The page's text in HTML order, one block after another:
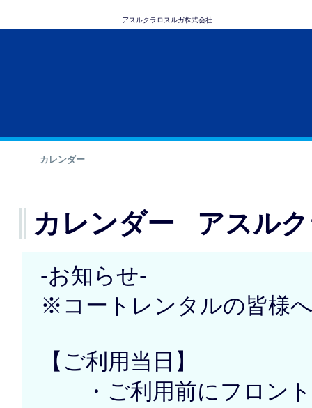
アスルクラロスルガ株式会社
カレンダー
カレンダー アスル
-お知らせ-
※コートレンタルの皆様
【ご利用当日】
・ご利用前にフロント